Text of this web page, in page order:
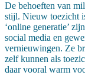
De behoeften van
stijl. Nieuw toezicht
‘online generatie’
social media en
vernieuwingen. Ze
zelf kunnen als
daar vooral warm